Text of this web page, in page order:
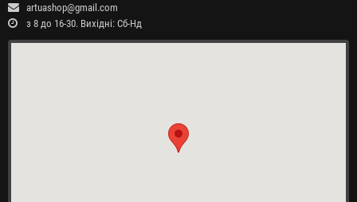
artuashop@gmail.com
з 8 до 16-30. Вихідні: Сб-Нд